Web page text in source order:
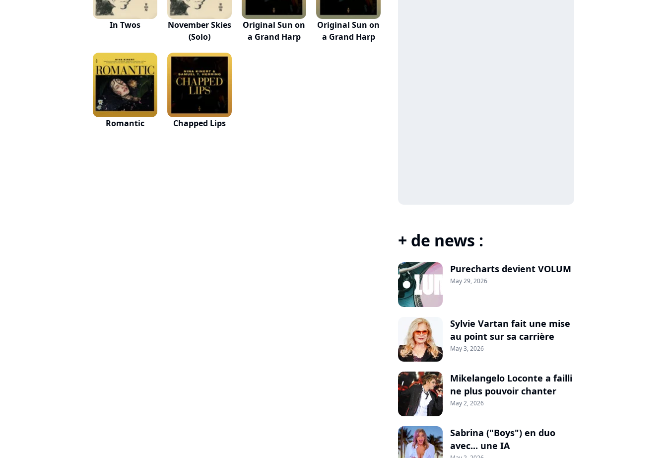
In Twos
November Skies
(Solo)
Original Sun on
a Grand Harp
Original Sun on
a Grand Harp
Romantic Chapped Lips
+ de news :
Purecharts devient VOLUM
May 29, 2026
Sylvie Vartan fait une mise
au point sur sa carrière
May 3, 2026
Mikelangelo Loconte a failli
ne plus pouvoir chanter
May 2, 2026
Sabrina ("Boys") en duo
avec... une IA